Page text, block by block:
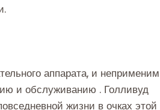
аппарата, и неприменим
и обслуживанию . Голливуд
жизни в очках этой